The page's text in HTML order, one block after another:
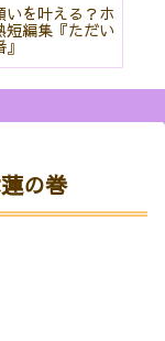
いを叶える？ホ
短編集『ただい
の巻